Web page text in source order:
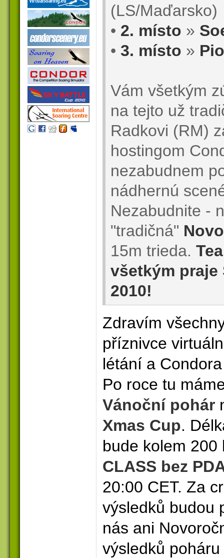
(LS/Maďarsko)
• 2. místo »
• 3. místo »
Vám všetkým
na tejto už
Radkovi (RM)
hostingom
nezabudnem
nádhernú
Nezabudnite -
"tradičná"
15m trieda.
všetkým
2010!
Zdravím
příznivce
létání a
Po roce tu
Vánoční pohár
Xmas Cup.
bude kolem
CLASS bez
20:00 CET. Za
výsledků budou
nás ani
výsledků